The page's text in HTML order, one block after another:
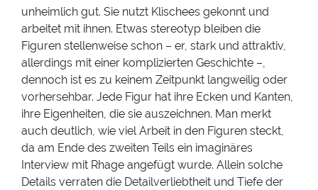
unheimlich gut. Sie nutzt Klischees gekonnt und
arbeitet mit ihnen. Etwas stereotyp bleiben die
Figuren stellenweise schon – er, stark und attraktiv,
allerdings mit einer komplizierten Geschichte –,
dennoch ist es zu keinem Zeitpunkt langweilig oder
vorhersehbar. Jede Figur hat ihre Ecken und Kanten,
ihre Eigenheiten, die sie auszeichnen. Man merkt
auch deutlich, wie viel Arbeit in den Figuren steckt,
da am Ende des zweiten Teils ein imaginäres
Interview mit Rhage angefügt wurde. Allein solche
Details verraten die Detailverliebtheit und Tiefe der